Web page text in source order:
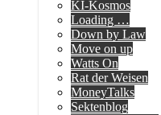
KI-Kosmos
Loading …
Down by Law
Move on up
Watts On
Rat der Weisen
MoneyTalks
Sektenblog